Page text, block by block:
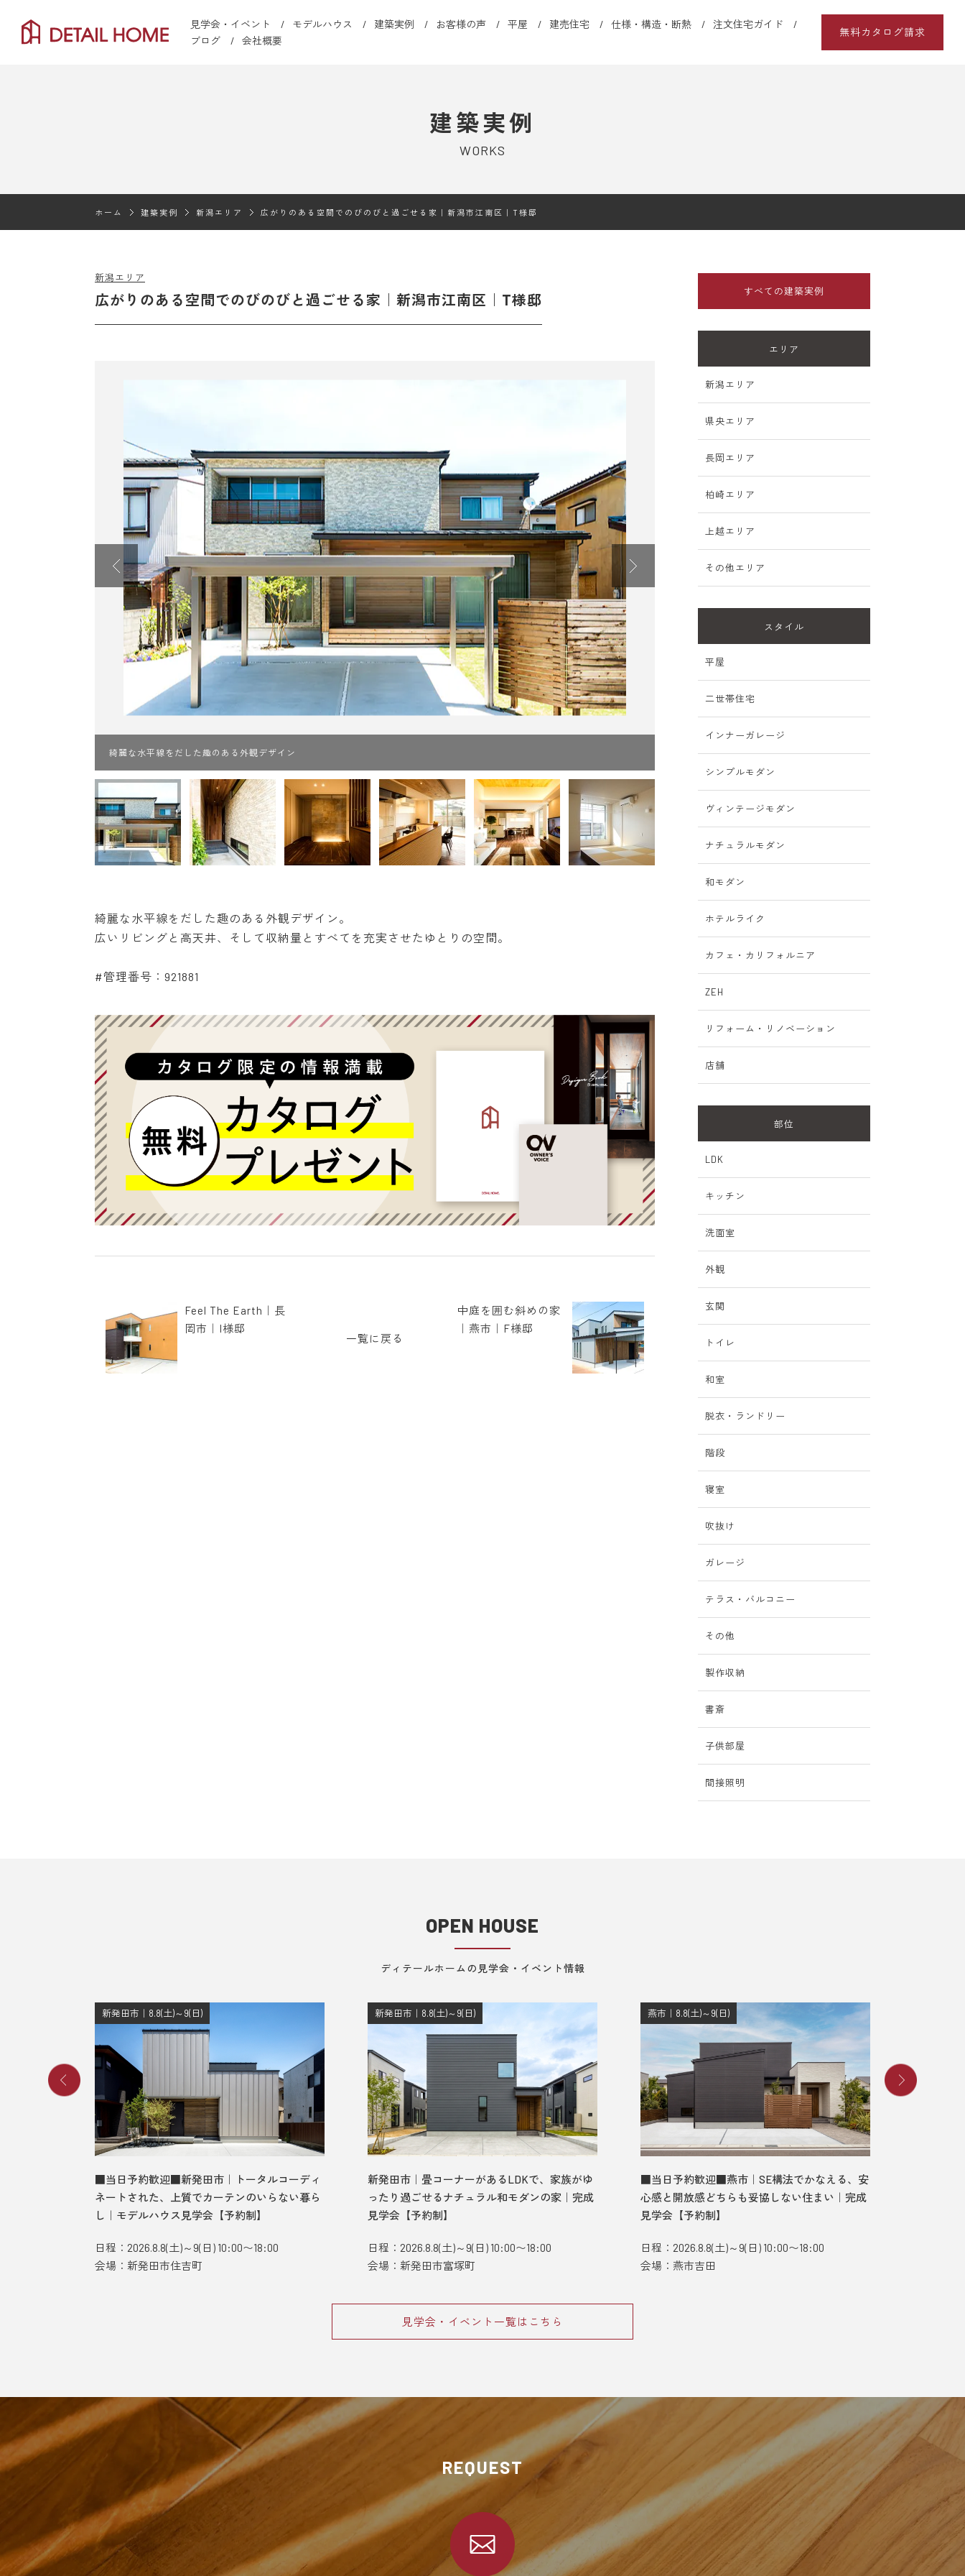
見学会・イベント モデルハウス 建築実例 お客様の声 平屋 建売住宅 仕様・構造・断熱
注文住宅ガイド
ブログ
会社概要
無料カタログ請求
建築実例
WORKS
ホーム 建築実例 新潟エリア 広がりのある空間でのびのびと過ごせる家｜新潟市江南区｜T様邸
新潟エリア
広がりのある空間でのびのびと過ごせる家｜新潟市江南区｜T様邸
綺麗な水平線をだした趣のある外観デザイン 天然木が豊かな表情を生むアプローチ。
綺麗な水平線をだした趣のある外観デザイン。
広いリビングと高天井、そして収納量とすべてを充実させたゆとりの空間。
#管理番号：921881
Feel The Earth｜長
岡市｜I様邸
一覧に戻る
中庭を囲む斜めの家
｜燕市｜F様邸
すべての建築実例
エリア
新潟エリア
県央エリア
長岡エリア
柏崎エリア
上越エリア
その他エリア
スタイル
平屋
二世帯住宅
インナーガレージ
シンプルモダン
ヴィンテージモダン
ナチュラルモダン
和モダン
ホテルライク
カフェ・カリフォルニア
ZEH
リフォーム・リノベーション
店舗
部位
LDK
キッチン
洗面室
外観
玄関
トイレ
和室
脱衣・ランドリー
階段
寝室
吹抜け
ガレージ
テラス・バルコニー
その他
製作収納
書斎
子供部屋
間接照明
OPEN HOUSE
ディテールホームの見学会・イベント情報
新発田市｜8.8(土)～9(日)
■当日予約歓迎■新発田市｜トータルコーディ
ネートされた、上質でカーテンのいらない暮ら
し｜モデルハウス見学会【予約制】
日程：2026.8.8(土)～9(日) 10:00〜18:00
会場：新発田市住吉町
新発田市｜8.8(土)～9(日)
新発田市｜畳コーナーがあるLDKで、家族がゆ
ったり過ごせるナチュラル和モダンの家｜完成
見学会【予約制】
日程：2026.8.8(土)～9(日) 10:00〜18:00
会場：新発田市富塚町
燕市｜8.8(土)～9(日)
■当日予約歓迎■燕市｜SE構法でかなえる、安
心感と開放感どちらも妥協しない住まい｜完成
見学会【予約制】
日程：2026.8.8(土)～9(日) 10:00〜18:00
会場：燕市吉田
見学会・イベント一覧はこちら
REQUEST